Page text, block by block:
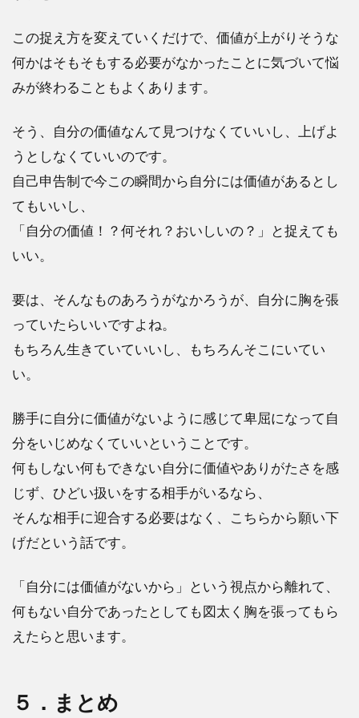
この捉え方を変えていくだけで、価値が上がりそうな
何かはそもそもする必要がなかったことに気づいて悩
みが終わることもよくあります。
そう、自分の価値なんて見つけなくていいし、上げよ
うとしなくていいのです。
自己申告制で今この瞬間から自分には価値があるとし
てもいいし、
「自分の価値！？何それ？おいしいの？」と捉えても
いい。
要は、そんなものあろうがなかろうが、自分に胸を張
っていたらいいですよね。
もちろん生きていていいし、もちろんそこにいてい
い。
勝手に自分に価値がないように感じて卑屈になって自
分をいじめなくていいということです。
何もしない何もできない自分に価値やありがたさを感
じず、ひどい扱いをする相手がいるなら、
そんな相手に迎合する必要はなく、こちらから願い下
げだという話です。
「自分には価値がないから」という視点から離れて、
何もない自分であったとしても図太く胸を張ってもら
えたらと思います。
５．まとめ